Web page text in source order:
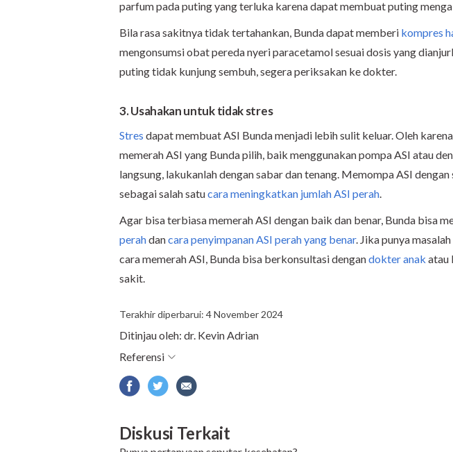
parfum pada puting yang terluka karena dapat membuat puting
Bila rasa sakitnya tidak tertahankan, Bunda dapat memberi kompres
mengonsumsi obat pereda nyeri paracetamol sesuai dosis yang
puting tidak kunjung sembuh, segera periksakan ke dokter.
3. Usahakan untuk tidak stres
Stres dapat membuat ASI Bunda menjadi lebih sulit keluar. Oleh
memerah ASI yang Bunda pilih, baik menggunakan pompa ASI atau
langsung, lakukanlah dengan sabar dan tenang. Memompa ASI
sebagai salah satucara meningkatkan jumlah ASI perah.
Agar bisa terbiasa memerah ASI dengan baik dan benar, Bunda bisa
perahdancara penyimpanan ASI perah yang benar. Jika punya
cara memerah ASI, Bunda bisa berkonsultasi dengandokter anak atau
sakit.
Terakhir diperbarui: 4 November 2024